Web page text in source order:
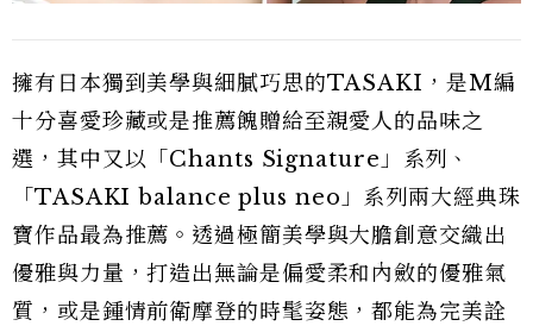
擁有日本獨到美學與細膩巧思的TASAKI，是M編
十分喜愛珍藏或是推薦餽贈給至親愛人的品味之
選，其中又以「Chants Signature」系列、
「TASAKI balance plus neo」系列兩大經典珠
寶作品最為推薦。透過極簡美學與大膽創意交織出
優雅與力量，打造出無論是偏愛柔和內斂的優雅氣
質，或是鍾情前衛摩登的時髦姿態，都能為完美詮